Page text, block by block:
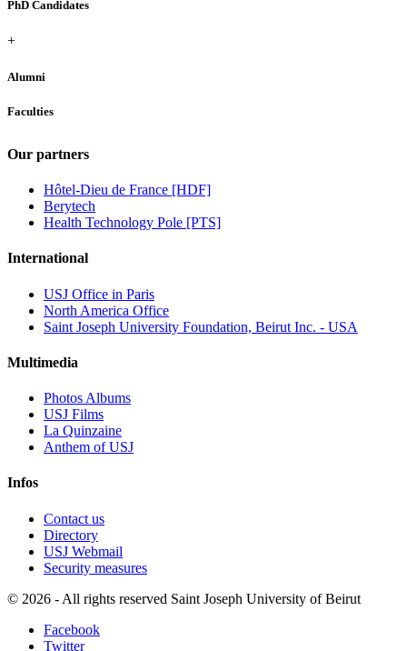
PhD Candidates
+
Alumni
Faculties
Our partners
Hôtel-Dieu de France [HDF]
Berytech
Health Technology Pole [PTS]
International
USJ Office in Paris
North America Office
Saint Joseph University Foundation, Beirut Inc. - USA
Multimedia
Photos Albums
USJ Films
La Quinzaine
Anthem of USJ
Infos
Contact us
Directory
USJ Webmail
Security measures
© 2026 - All rights reserved Saint Joseph University of Beirut
Facebook
Twitter